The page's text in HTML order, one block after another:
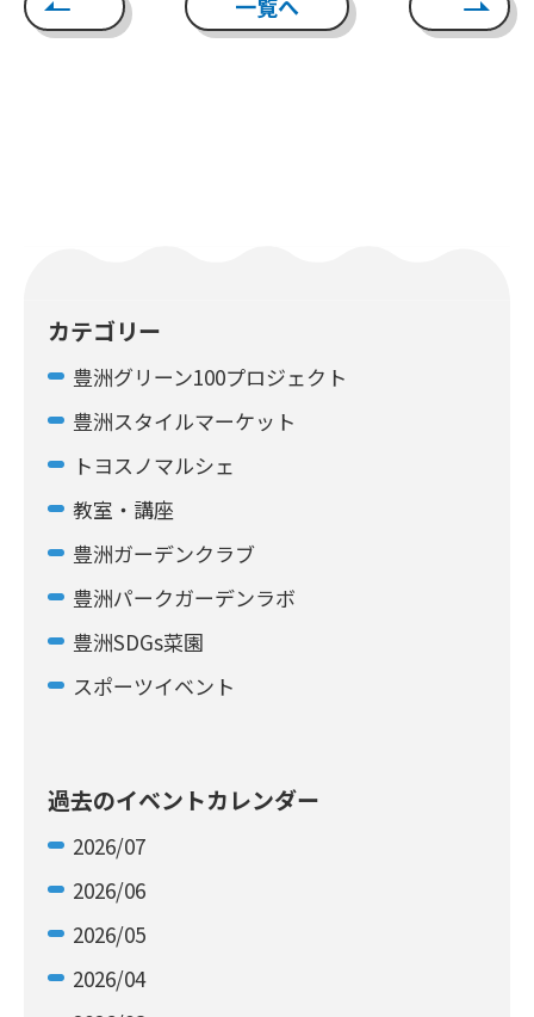
カテゴリー
豊洲グリーン100プロジェクト
豊洲スタイルマーケット
トヨスノマルシェ
教室・講座
豊洲ガーデンクラブ
豊洲パークガーデンラボ
豊洲SDGs菜園
スポーツイベント
過去のイベントカレンダー
2026/07
2026/06
2026/05
2026/04